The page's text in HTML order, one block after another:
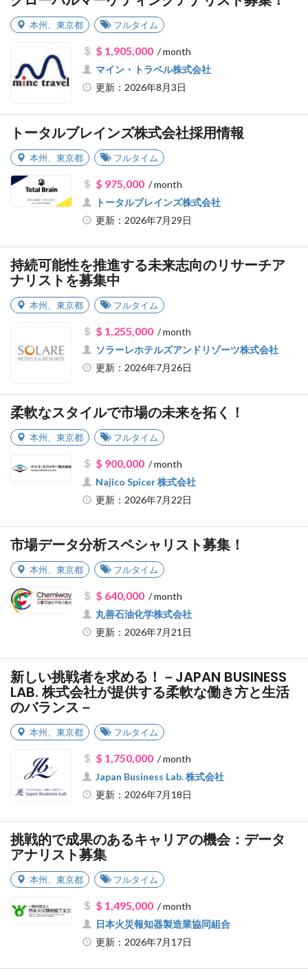
本州 東京都 フルタイム
$ 1,905,000/ month
マイン・トラベル株式会社
更新：2026年8月3日
トータルブレインズ株式会社採用情報
本州 東京都 フルタイム
$ 975,000/ month
トータルブレインズ株式会社
更新：2026年7月29日
持続可能性を推進する未来志向のリサーチア
ナリストを募集中
本州 東京都 フルタイム
$ 1,255,000/ month
ソラーレホテルズアンドリゾーツ株式会社
更新：2026年7月26日
柔軟なスタイルで市場の未来を拓く！
本州 東京都 フルタイム
$ 900,000/ month
Najico Spicer 株式会社
更新：2026年7月22日
市場データ分析スペシャリスト募集！
本州 東京都 フルタイム
$ 640,000/ month
丸善石油化学株式会社
更新：2026年7月21日
新しい挑戦者を求める！－JAPAN BUSINESS
LAB. 株式会社が提供する柔軟な働き方と生活
のバランス－
本州 東京都 フルタイム
$ 1,750,000/ month
Japan Business Lab. 株式会社
更新：2026年7月18日
挑戦的で成果のあるキャリアの機会：データ
アナリスト募集
本州 東京都 フルタイム
$ 1,495,000/ month
日本火災報知器製造業協同組合
更新：2026年7月17日